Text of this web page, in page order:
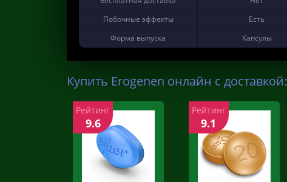
Побочные эффекты
Есть
Форма выпуска
Капсулы
Купить Erogenen онлайн с доставкой:
Рейтинг
9.6
Рейтинг
9.1